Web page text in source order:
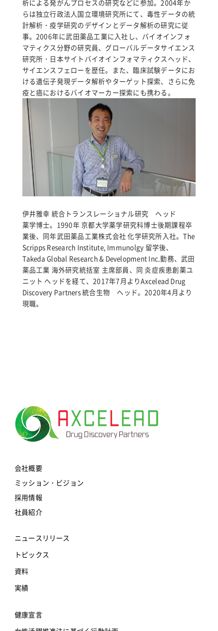
析による発がんプロセスの研究などに参加。2004年か
らは独立行政法人国立環境研究所にて、毒性データの統
計解析・疫学研究のデザインとデータ解析の研究に従
事。2006年に武田薬品工業に入社し、バイオインフォ
マティクス分野の研究員、グローバルデータサイエンス
研究所・日本サイトバイオインフォマティクスヘッド、
サイエンスフェローを歴任。また、臨床試験データにお
ける遺伝子発現データ解析やターゲット探索、さらに免
疫と癌におけるバイオマーカー探索にも携わる。
伊井雅幸 統合トランスレーショナル研究 ヘッド
薬学博士。1990年 京都大学薬学研究科博士後期課程卒
業後、同年武田薬品工業株式会社 化学研究所入社。The
Scripps Research Institute, Immunolgy 留学後、
Takeda Global Research & Development Inc.勤務、武田
薬品工業 海外研究統括室 主席部員、同 炎症疾患創薬ユ
ニット ヘッドを経て、2017年7月よりAxcelead Drug
Discovery Partners 統合生物 ヘッド。2020年4月より
現職。
会社概要
ミッション・ビジョン
採用情報
社員紹介
ニュースリリース
トピックス
資料
実績
健康宣言